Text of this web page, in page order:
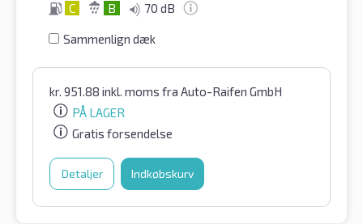
C B 70 dB
Sammenlign dæk
kr. 951.88 inkl. moms fra Auto-Raifen GmbH
PÅ LAGER
Gratis forsendelse
Detaljer Indkøbskurv